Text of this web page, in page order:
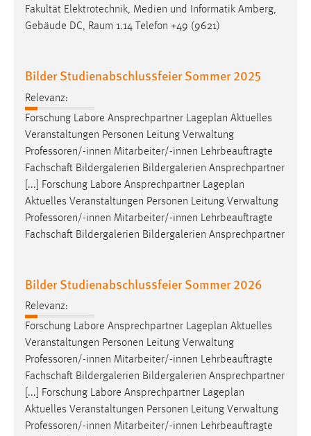
Fakultät Elektrotechnik, Medien und Informatik Amberg,
Gebäude DC, Raum 1.14 Telefon +49 (9621)
Bilder Studienabschlussfeier Sommer 2025
Relevanz:
Forschung Labore Ansprechpartner Lageplan Aktuelles
Veranstaltungen Personen Leitung Verwaltung
Professoren/-innen Mitarbeiter/-innen Lehrbeauftragte
Fachschaft Bildergalerien Bildergalerien Ansprechpartner
[...] Forschung Labore Ansprechpartner Lageplan
Aktuelles Veranstaltungen Personen Leitung Verwaltung
Professoren/-innen Mitarbeiter/-innen Lehrbeauftragte
Fachschaft Bildergalerien Bildergalerien Ansprechpartner
Bilder Studienabschlussfeier Sommer 2026
Relevanz:
Forschung Labore Ansprechpartner Lageplan Aktuelles
Veranstaltungen Personen Leitung Verwaltung
Professoren/-innen Mitarbeiter/-innen Lehrbeauftragte
Fachschaft Bildergalerien Bildergalerien Ansprechpartner
[...] Forschung Labore Ansprechpartner Lageplan
Aktuelles Veranstaltungen Personen Leitung Verwaltung
Professoren/-innen Mitarbeiter/-innen Lehrbeauftragte